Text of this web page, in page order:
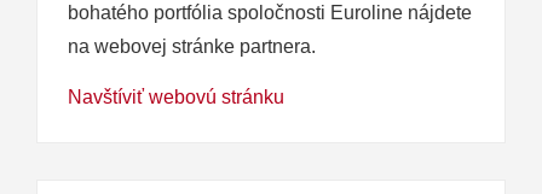
bohatého portfólia spoločnosti Euroline nájdete
na webovej stránke partnera.
Navštíviť webovú stránku